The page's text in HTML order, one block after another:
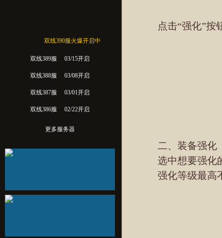
双线390服火爆开启中
双线389服 03/15开启
双线388服 03/08开启
双线387服 03/01开启
双线386服 02/22开启
更多服务器
点击“强化”按
二、装备强化
选中想要强化的
强化等级最高